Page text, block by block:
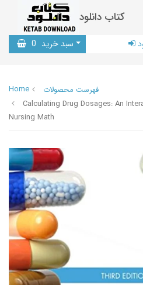
کتاب دانلود
سبد خرید 0
Home
فهرست محصولات
Calculating Drug Dosages: An
Nursing Math